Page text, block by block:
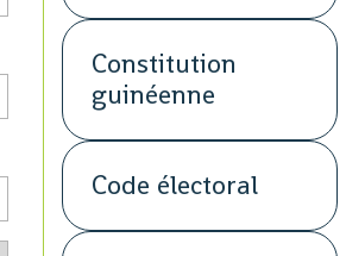
Constitution
guinéenne
Code électoral